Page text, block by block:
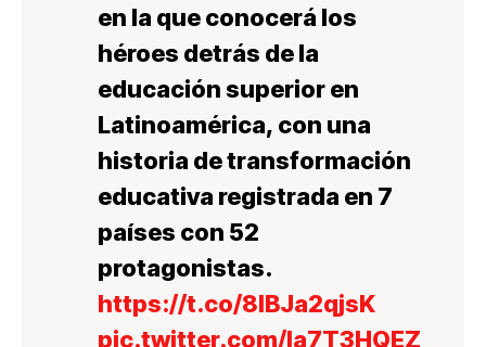
en la que conocerá los
héroes detrás de la
educación superior en
Latinoamérica, con una
historia de transformación
educativa registrada en 7
países con 52
protagonistas.
https://t.co/8IBJa2qjsK
pic.twitter.com/Ia7T3HQEZ